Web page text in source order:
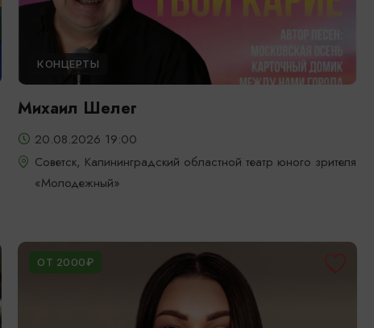
КОНЦЕРТЫ
Михаил Шелег
20.08.2026 19:00
Советск, Калининградский областной театр юного зрителя
«Молодежный»
ОТ 2000₽